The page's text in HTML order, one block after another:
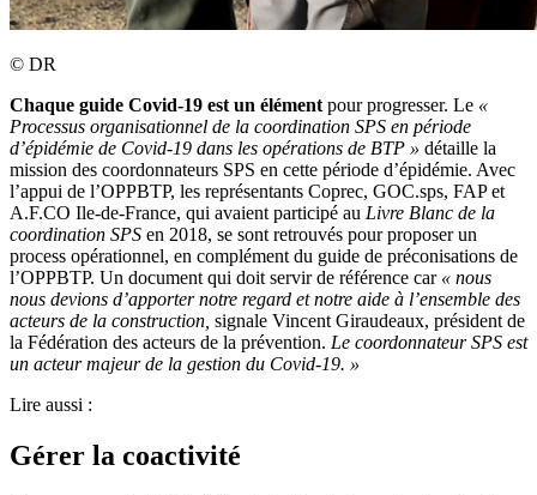
© DR
Chaque guide Covid-19 est un élément pour progresser. Le «
Processus organisationnel de la coordination SPS en période
d’épidémie de Covid-19 dans les opérations de BTP » détaille la
mission des coordonnateurs SPS en cette période d’épidémie. Avec
l’appui de l’OPPBTP, les représentants Coprec, GOC.sps, FAP et
A.F.CO Ile-de-France, qui avaient participé au Livre Blanc de la
coordination SPS en 2018, se sont retrouvés pour proposer un
process opérationnel, en complément du guide de préconisations de
l’OPPBTP. Un document qui doit servir de référence car « nous
nous devions d’apporter notre regard et notre aide à l’ensemble des
acteurs de la construction, signale Vincent Giraudeaux, président de
la Fédération des acteurs de la prévention. Le coordonnateur SPS est
un acteur majeur de la gestion du Covid-19. »
Lire aussi :
Gérer la coactivité